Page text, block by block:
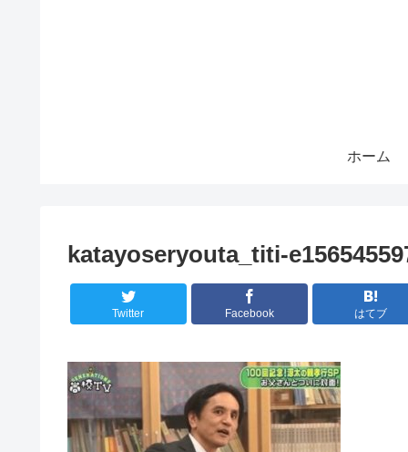
ホーム
katayoseryouta_titi-
Twitter Facebook はてブ